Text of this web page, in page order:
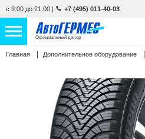
с 9:00 до 21:00 | +7 (495) 011-40-03
Официальный дилер
НОВЫЕ АВТОМОБИЛИ 4808 авто
С ПРОБЕГОМ 842 авто
Главная Дополнительное оборудование